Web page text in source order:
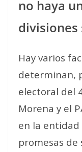
no haya
divisiones
Hay varios
determinan,
electoral del
Morena y el
en la entidad
promesas de